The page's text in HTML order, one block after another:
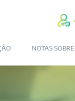
NOTAS